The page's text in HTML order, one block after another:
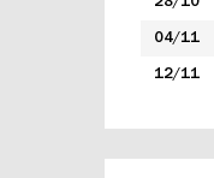
04/11
12/11